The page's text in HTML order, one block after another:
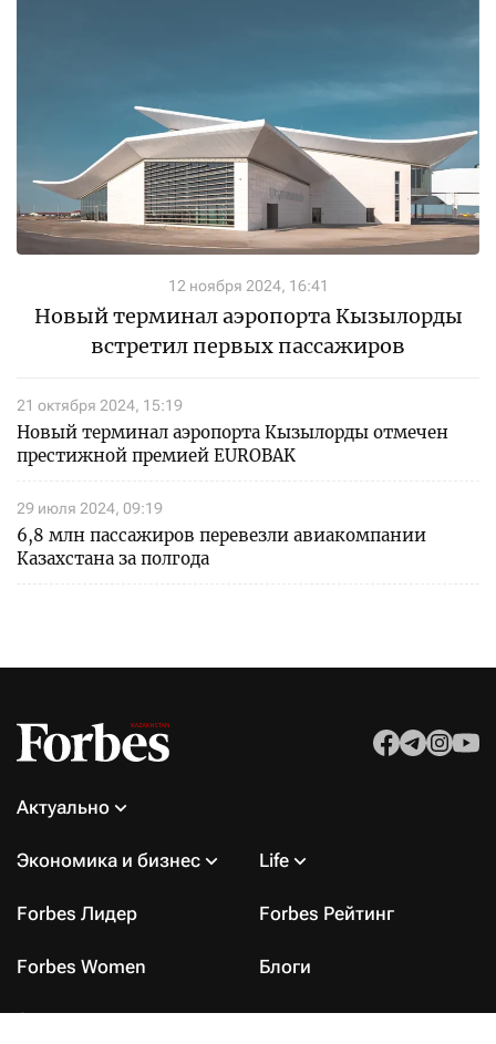
12 ноября 2024, 16:41
Новый терминал аэропорта Кызылорды
встретил первых пассажиров
21 октября 2024, 15:19
Новый терминал аэропорта Кызылорды отмечен
престижной премией EUROBAK
29 июля 2024, 09:19
6,8 млн пассажиров перевезли авиакомпании
Казахстана за полгода
Актуально
Экономика и бизнес Life
Forbes Лидер Forbes Рейтинг
Forbes Women Блоги
Архив номеров